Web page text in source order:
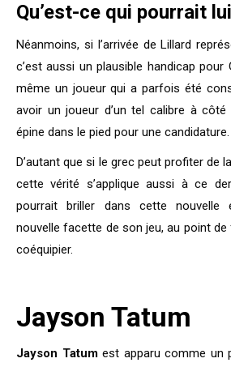
Qu’est-ce qui pourrait
Néanmoins, si l’arrivée de Lillard
c’est aussi un plausible handicap pour
même un joueur qui a parfois été
avoir un joueur d’un tel calibre à côté
épine dans le pied pour une candidature.
D’autant que si le grec peut profiter de
cette vérité s’applique aussi à ce
pourrait briller dans cette nouvelle
nouvelle facette de son jeu, au point de
coéquipier.
Jayson Tatum
Jayson Tatumest apparu comme un